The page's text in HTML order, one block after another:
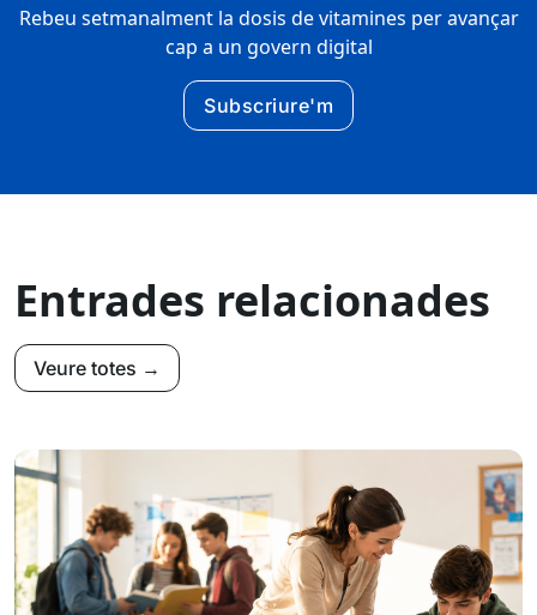
Rebeu setmanalment la dosis de vitamines per avançar
cap a un govern digital
Subscriure'm
Entrades relacionades
Veure totes →